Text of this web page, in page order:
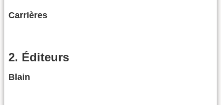
Carrières
2. Éditeurs
Blain